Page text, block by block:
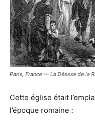
Paris, France — La Déesse de la
Cette église était
l’époque romaine :